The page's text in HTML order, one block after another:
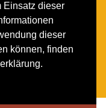
Einsatz dieser
dieser
können, finden